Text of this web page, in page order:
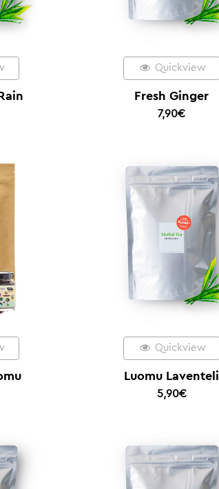
Quickview
Fresh Ginger
7,90€
Quickview
Luomu Laventeli
5,90€